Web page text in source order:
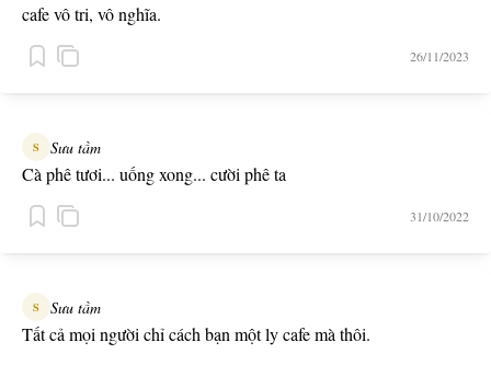
cafe vô tri, vô nghĩa.
26/11/2023
S Sưu tầm
Cà phê tươi... uống xong... cười phê ta
31/10/2022
S Sưu tầm
Tất cả mọi người chỉ cách bạn một ly cafe mà thôi.